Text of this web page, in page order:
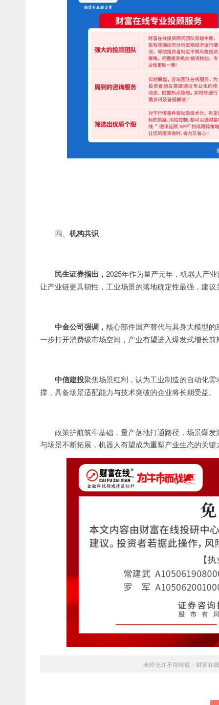
四、 机构共识
民生证券指出， 2025年作为量产元年，机器人产
让产业链更具韧性，工业场景的落地确定性最强，建
中金公司强调， 核心部件国产替代与具身大模型的
一步打开消费级市场空间，产业有望进入爆发式增长前
中信建投聚焦场景红利，认为工业制造的自动化
撑，具备场景适配能力与技术突破的企业将长期受益。
政策护航筑牢基础，量产落地打通路径，场景爆
与场景不断拓展，机器人有望成为重塑产业生态的关
未经允许不得转载： 财富在线